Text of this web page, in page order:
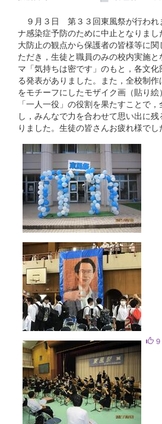
９月３日 第３３回東風祭が行われ
ナ感染症予防のために中止となりま
大防止の観点から保護者の皆様等に
ただき，生徒と職員のみの校内実施
マ「気持ちは密です」のもと，各文化
る発表がありました。また，全校制
をモチーフにしたモザイク画（貼り絵
「一人一役」の役割を果たすことで
し，みんなで力を合わせて思い出に
りました。生徒の皆さんお疲れ様でし
9